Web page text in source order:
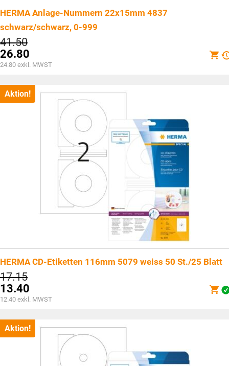
HERMA Anlage-Nummern 22x15mm 4837
schwarz/schwarz, 0-999
41.50Ursprünglicher
Preis
war:
CHF41.50
26.80
Aktueller
ist:
CHF26.80.
24.80 exkl. MWST
Aktion!
HERMA CD-Etiketten 116mm 5079 weiss 50 St./25 Blatt
17.15Ursprünglicher
Preis
war:
CHF17.15
13.40
Aktueller
ist:
CHF13.40.
12.40 exkl. MWST
Aktion!